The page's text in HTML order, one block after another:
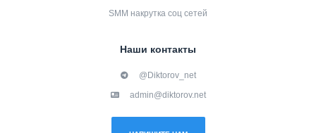
SMM накрутка соц сетей
Наши контакты
@Diktorov_net
admin@diktorov.net